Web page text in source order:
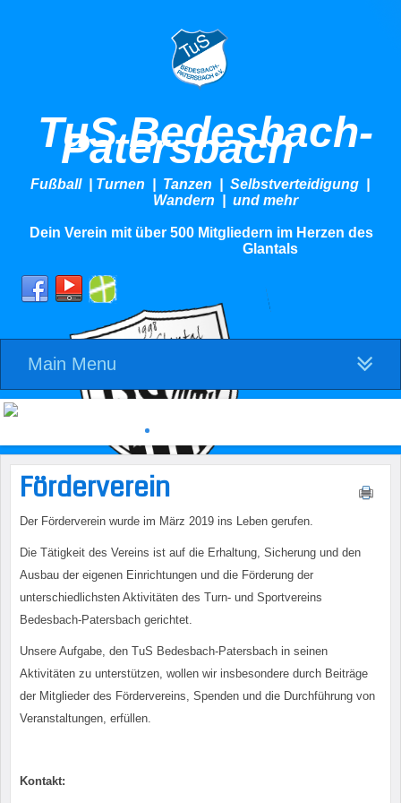
TuS Bedesbach-
Patersbach
Fußball | Turnen | Tanzen | Selbstverteidigung |
Wandern | und mehr
Dein Verein mit über 500 Mitgliedern im Herzen des
Glantals
Main Menu
Förderverein
Der Förderverein wurde im März 2019 ins Leben gerufen.
Die Tätigkeit des Vereins ist auf die Erhaltung, Sicherung und den
Ausbau der eigenen Einrichtungen und die Förderung der
unterschiedlichsten Aktivitäten des Turn- und Sportvereins
Bedesbach-Patersbach gerichtet.
Unsere Aufgabe, den TuS Bedesbach-Patersbach in seinen
Aktivitäten zu unterstützen, wollen wir insbesondere durch Beiträge
der Mitglieder des Fördervereins, Spenden und die Durchführung von
Veranstaltungen, erfüllen.
Kontakt: